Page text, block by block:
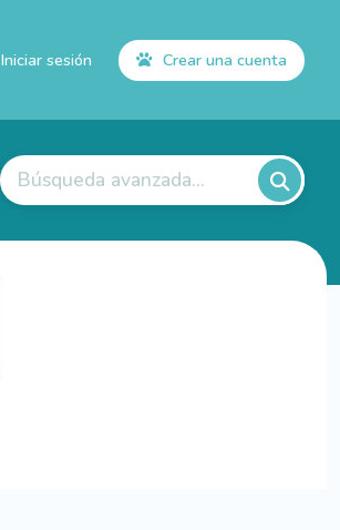
Iniciar sesión Crear una cuenta
Búsqueda avanzada...